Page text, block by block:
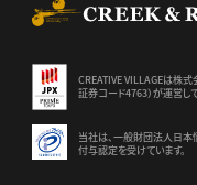
CREATIVE VILLAGEは株式
証券コード4763）が運営して
当社は、一般財団法人日本
付与認定を受けています。